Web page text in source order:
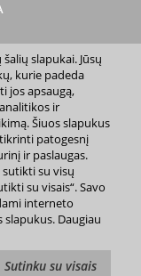
ir platinti
draudžiama.
slapukai. Jūsų
kurie padeda
jos apsaugą,
ir
Šiuos slapukus
patogesnį
ir paslaugas.
sutikti su visų
su visais“. Savo
interneto
Daugiau
Sutinku su visais